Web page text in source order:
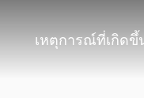
เหตุการณ์ที่เกิดขึ้